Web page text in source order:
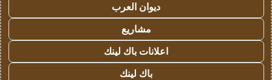
ديوان العرب
مشاريع
اعلانات باك لينك
باك لينك